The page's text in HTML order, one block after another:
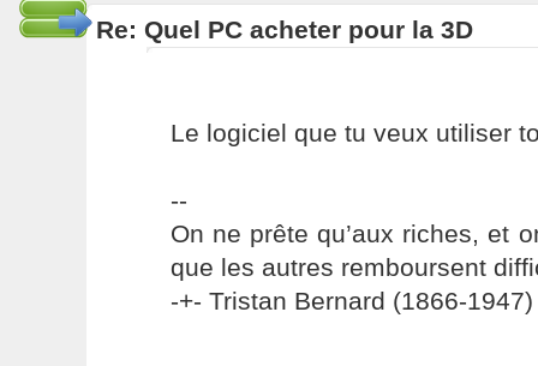
Re: Quel PC acheter pour la 3D
Le logiciel que tu veux utiliser
--
On ne prête qu’aux riches, et
que les autres remboursent
-+- Tristan Bernard (1866-1947)